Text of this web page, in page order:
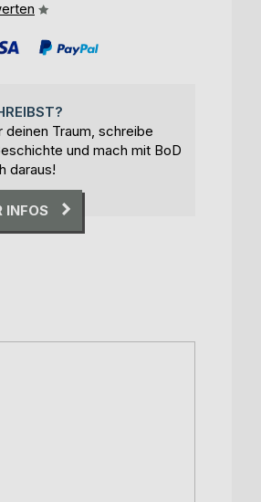
deinen Traum, schreibe
und mach mit BoD
daraus!
INFOS